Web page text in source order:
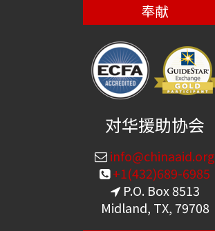
奉献
对华援助协会
info@chinaaid.org
+1(432)689-6985
P.O. Box 8513
Midland, TX, 79708